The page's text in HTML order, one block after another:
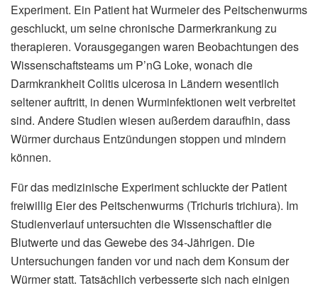
Experiment. Ein Patient hat Wurmeier des Peitschenwurms
geschluckt, um seine chronische Darmerkrankung zu
therapieren. Vorausgegangen waren Beobachtungen des
Wissenschaftsteams um P’nG Loke, wonach die
Darmkrankheit Colitis ulcerosa in Ländern wesentlich
seltener auftritt, in denen Wurminfektionen weit verbreitet
sind. Andere Studien wiesen außerdem daraufhin, dass
Würmer durchaus Entzündungen stoppen und mindern
können.
Für das medizinische Experiment schluckte der Patient
freiwillig Eier des Peitschenwurms (Trichuris trichiura). Im
Studienverlauf untersuchten die Wissenschaftler die
Blutwerte und das Gewebe des 34-Jährigen. Die
Untersuchungen fanden vor und nach dem Konsum der
Würmer statt. Tatsächlich verbesserte sich nach einigen